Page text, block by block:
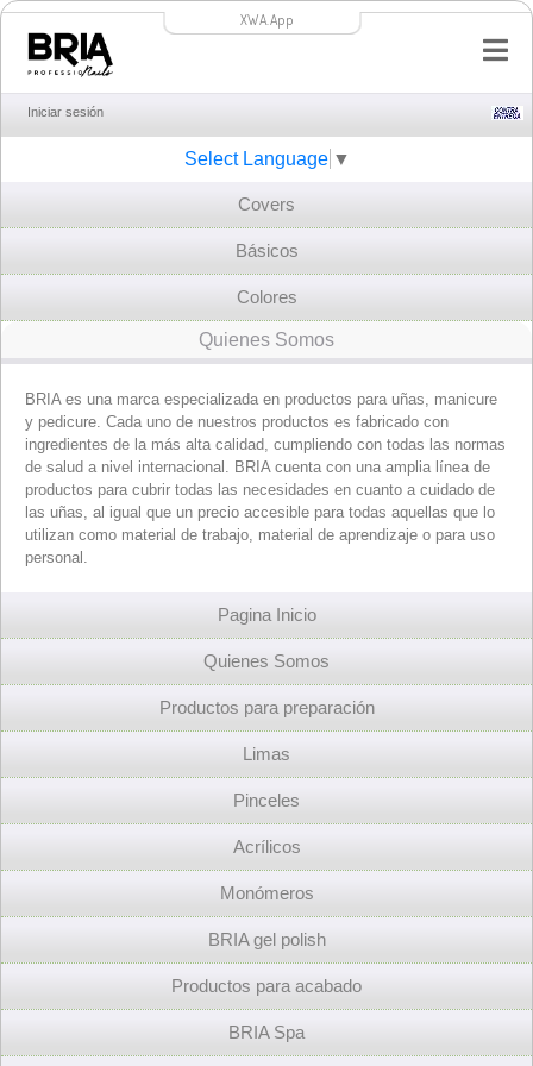
XWA.App
Iniciar sesión
Select Language ▼
Covers
Básicos
Colores
Quienes Somos
BRIA es una marca especializada en productos para uñas, manicure
y pedicure. Cada uno de nuestros productos es fabricado con
ingredientes de la más alta calidad, cumpliendo con todas las normas
de salud a nivel internacional. BRIA cuenta con una amplia línea de
productos para cubrir todas las necesidades en cuanto a cuidado de
las uñas, al igual que un precio accesible para todas aquellas que lo
utilizan como material de trabajo, material de aprendizaje o para uso
personal.
Pagina Inicio
Quienes Somos
Productos para preparación
Limas
Pinceles
Acrílicos
Monómeros
BRIA gel polish
Productos para acabado
BRIA Spa